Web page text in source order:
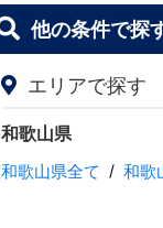
他の条件で探
エリアで探す
和歌山県
和歌山県全て / 和歌